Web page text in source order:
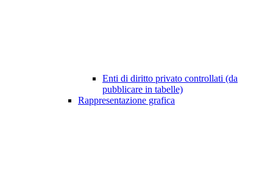
Enti di diritto privato controllati (da
pubblicare in tabelle)
Rappresentazione grafica